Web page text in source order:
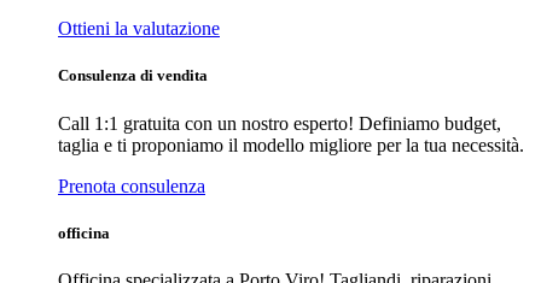
Ottieni la valutazione
Consulenza di vendita
Call 1:1 gratuita con un nostro esperto! Definiamo budget,
taglia e ti proponiamo il modello migliore per la tua necessità.
Prenota consulenza
officina